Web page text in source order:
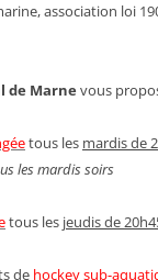
association loi
de Marne vous
tous les mardis de
les mardis soirs
tous les jeudis de
de hockey sub-